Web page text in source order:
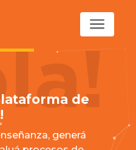
de
generá